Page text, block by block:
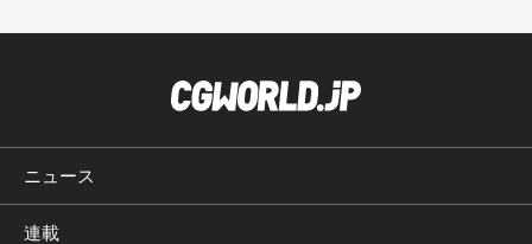
ニュース
連載